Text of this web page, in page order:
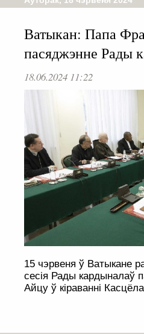
Ватыкан: Папа
пасяджэнне Рады
18.06.2024 11:22
15 чэрвеня ў Ватыкане
сесія Рады кардыналаў
Айцу ў кіраванні